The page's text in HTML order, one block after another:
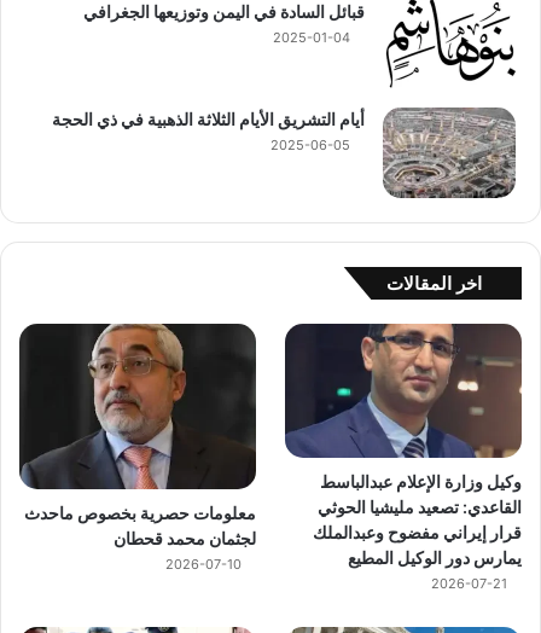
قبائل السادة في اليمن وتوزيعها الجغرافي
2025-01-04
أيام التشريق الأيام الثلاثة الذهبية في ذي الحجة
2025-06-05
اخر المقالات
وكيل وزارة الإعلام عبدالباسط
القاعدي: تصعيد مليشيا الحوثي
قرار إيراني مفضوح وعبدالملك
يمارس دور الوكيل المطيع
2026-07-21
معلومات حصرية بخصوص ماحدث
لجثمان محمد قحطان
2026-07-10